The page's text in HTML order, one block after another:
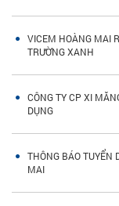
VICEM HOÀNG MAI
TRƯỜNG XANH
CÔNG TY CP XI
DỤNG
THÔNG BÁO TUYỂN
MAI